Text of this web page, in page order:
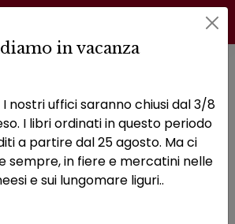
bulli hanno un
cuore
non presente
in vacanza
nostri uffici saranno chiusi dal 3/8
I libri ordinati in questo periodo
a partire dal 25 agosto. Ma ci
sempre, in fiere e mercatini nelle
e sui lungomare liguri..